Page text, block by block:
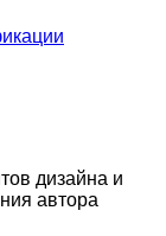
дизайна и
автора